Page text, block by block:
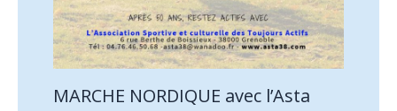
MARCHE NORDIQUE avec l’Asta